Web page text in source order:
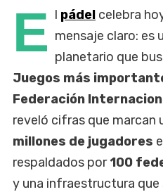
E l pádel celebra
mensaje claro: es
planetario que
Juegos más
Federación
reveló cifras que marcan
millones de jugadores
respaldados por100
y una infraestructura que